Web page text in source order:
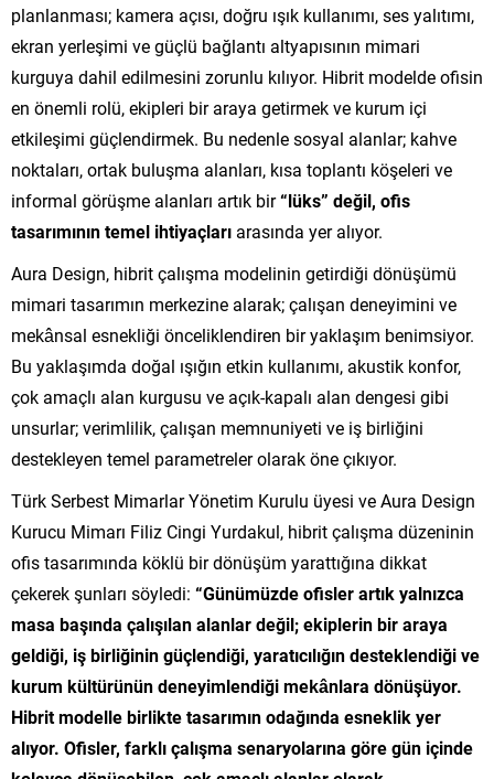
planlanması; kamera açısı, doğru ışık kullanımı, ses yalıtımı,
ekran yerleşimi ve güçlü bağlantı altyapısının mimari
kurguya dahil edilmesini zorunlu kılıyor. Hibrit modelde ofisin
en önemli rolü, ekipleri bir araya getirmek ve kurum içi
etkileşimi güçlendirmek. Bu nedenle sosyal alanlar; kahve
noktaları, ortak buluşma alanları, kısa toplantı köşeleri ve
informal görüşme alanları artık bir“lüks” değil, ofis
tasarımının temel ihtiyaçları arasında yer alıyor.
Aura Design, hibrit çalışma modelinin getirdiği dönüşümü
mimari tasarımın merkezine alarak; çalışan deneyimini ve
mekânsal esnekliği önceliklendiren bir yaklaşım benimsiyor.
Bu yaklaşımda doğal ışığın etkin kullanımı, akustik konfor,
çok amaçlı alan kurgusu ve açık-kapalı alan dengesi gibi
unsurlar; verimlilik, çalışan memnuniyeti ve iş birliğini
destekleyen temel parametreler olarak öne çıkıyor.
Türk Serbest Mimarlar Yönetim Kurulu üyesi ve Aura Design
Kurucu Mimarı Filiz Cingi Yurdakul, hibrit çalışma düzeninin
ofis tasarımında köklü bir dönüşüm yarattığına dikkat
çekerek şunları söyledi: “Günümüzde ofisler artık yalnızca
masa başında çalışılan alanlar değil; ekiplerin bir araya
geldiği, iş birliğinin güçlendiği, yaratıcılığın desteklendiği ve
kurum kültürünün deneyimlendiği mekânlara dönüşüyor.
Hibrit modelle birlikte tasarımın odağında esneklik yer
alıyor. Ofisler, farklı çalışma senaryolarına göre gün içinde